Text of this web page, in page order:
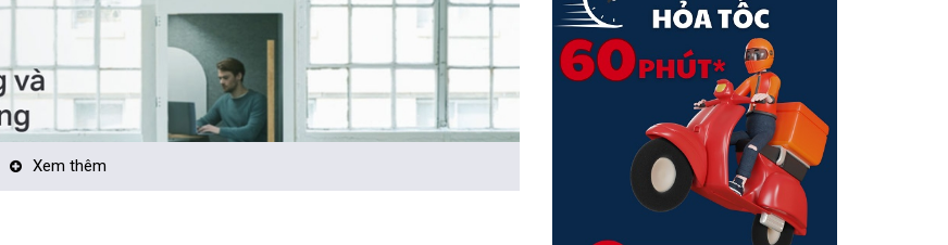
Xem thêm